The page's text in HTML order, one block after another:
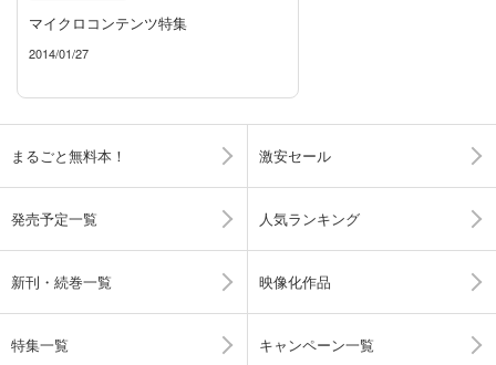
マイクロコンテンツ特集
2014/01/27
まるごと無料本！ 激安セール
発売予定一覧 人気ランキング
新刊・続巻一覧 映像化作品
特集一覧 キャンペーン一覧